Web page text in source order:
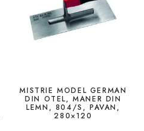
MISTRIE MODEL GERMAN
DIN OTEL, MANER DIN
LEMN, 804/S, PAVAN,
280×120